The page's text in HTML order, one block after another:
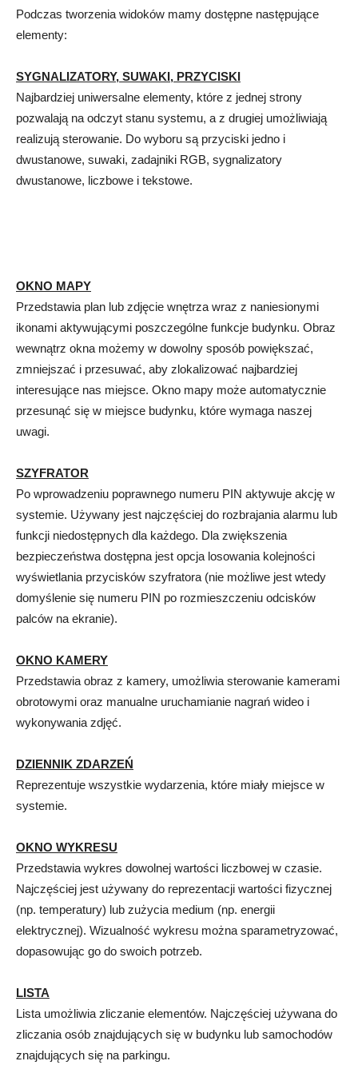
Podczas tworzenia widoków mamy dostępne następujące
elementy:
SYGNALIZATORY, SUWAKI, PRZYCISKI
Najbardziej uniwersalne elementy, które z jednej strony
pozwalają na odczyt stanu systemu, a z drugiej umożliwiają
realizują sterowanie. Do wyboru są przyciski jedno i
dwustanowe, suwaki, zadajniki RGB, sygnalizatory
dwustanowe, liczbowe i tekstowe.
OKNO MAPY
Przedstawia plan lub zdjęcie wnętrza wraz z naniesionymi
ikonami aktywującymi poszczególne funkcje budynku. Obraz
wewnątrz okna możemy w dowolny sposób powiększać,
zmniejszać i przesuwać, aby zlokalizować najbardziej
interesujące nas miejsce. Okno mapy może automatycznie
przesunąć się w miejsce budynku, które wymaga naszej
uwagi.
SZYFRATOR
Po wprowadzeniu poprawnego numeru PIN aktywuje akcję w
systemie. Używany jest najczęściej do rozbrajania alarmu lub
funkcji niedostępnych dla każdego. Dla zwiększenia
bezpieczeństwa dostępna jest opcja losowania kolejności
wyświetlania przycisków szyfratora (nie możliwe jest wtedy
domyślenie się numeru PIN po rozmieszczeniu odcisków
palców na ekranie).
OKNO KAMERY
Przedstawia obraz z kamery, umożliwia sterowanie kamerami
obrotowymi oraz manualne uruchamianie nagrań wideo i
wykonywania zdjęć.
DZIENNIK ZDARZEŃ
Reprezentuje wszystkie wydarzenia, które miały miejsce w
systemie.
OKNO WYKRESU
Przedstawia wykres dowolnej wartości liczbowej w czasie.
Najczęściej jest używany do reprezentacji wartości fizycznej
(np. temperatury) lub zużycia medium (np. energii
elektrycznej). Wizualność wykresu można sparametryzować,
dopasowując go do swoich potrzeb.
LISTA
Lista umożliwia zliczanie elementów. Najczęściej używana do
zliczania osób znajdujących się w budynku lub samochodów
znajdujących się na parkingu.